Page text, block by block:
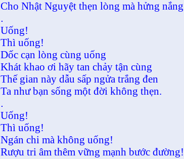
Cho Nhật Nguyệt thẹn lòng mà hửng
.
Uống!
Thì uống!
Dốc cạn lòng cùng uống
Khát khao ơi hãy tan chảy tận cùng
Thế gian này dẫu sấp ngửa trắng đen
Ta như bạn sống một đời không thẹn.
.
Uống!
Thì uống!
Ngán chi mà không uống!
Rượu tri âm thêm vững mạnh bước đường!